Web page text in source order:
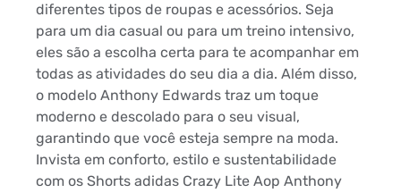
diferentes tipos de roupas e acessórios. Seja
para um dia casual ou para um treino intensivo,
eles são a escolha certa para te acompanhar em
todas as atividades do seu dia a dia. Além disso,
o modelo Anthony Edwards traz um toque
moderno e descolado para o seu visual,
garantindo que você esteja sempre na moda.
Invista em conforto, estilo e sustentabilidade
com os Shorts adidas Crazy Lite Aop Anthony